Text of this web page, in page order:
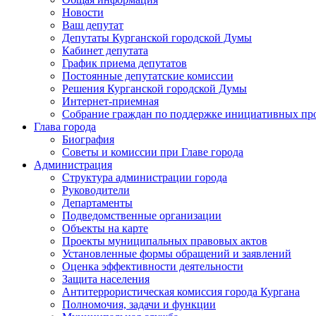
Новости
Ваш депутат
Депутаты Курганской городской Думы
Кабинет депутата
График приема депутатов
Постоянные депутатские комиссии
Решения Курганской городской Думы
Интернет-приемная
Собрание граждан по поддержке инициативных
Глава города
Биография
Советы и комиссии при Главе города
Администрация
Структура администрации города
Руководители
Департаменты
Подведомственные организации
Объекты на карте
Проекты муниципальных правовых актов
Установленные формы обращений и заявлений
Оценка эффективности деятельности
Защита населения
Антитеррористическая комиссия города Кургана
Полномочия, задачи и функции